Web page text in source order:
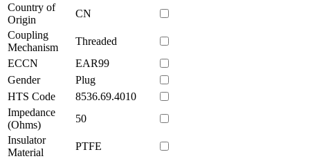
Country of
Origin
CN
Coupling
Mechanism
Threaded
ECCN
EAR99
Gender
Plug
HTS Code
8536.69.4010
Impedance
(Ohms)
50
Insulator
Material
PTFE